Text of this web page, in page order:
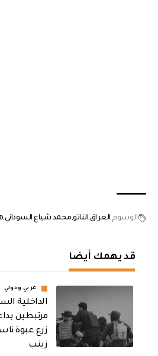
الوسوم العراقالناتو محمد شياع السوداني
قد يهمك أيضا
عربي ودولي
الداخلية
مرتبطين
زرع عبوة
زينب